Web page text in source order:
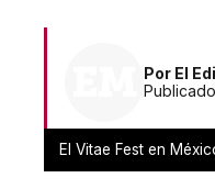
Por El
El Vitae Fest en